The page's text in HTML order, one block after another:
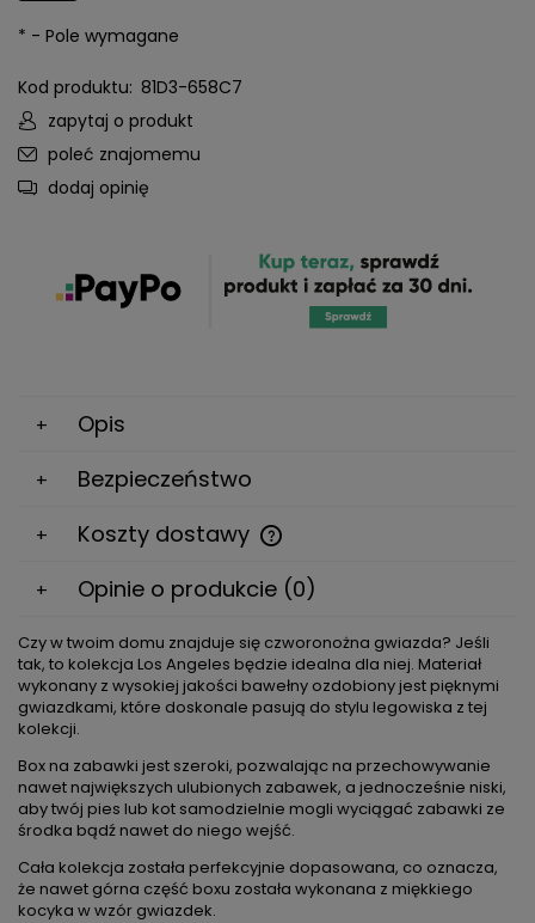
* - Pole wymagane
Kod produktu: 81D3-658C7
zapytaj o produkt
poleć znajomemu
dodaj opinię
Opis
Bezpieczeństwo
Koszty dostawy
Cena nie zawiera ewentualnych kosztów płatności
Opinie o produkcie (0)
Czy w twoim domu znajduje się czworonożna gwiazda? Jeśli
tak, to kolekcja Los Angeles będzie idealna dla niej. Materiał
wykonany z wysokiej jakości bawełny ozdobiony jest pięknymi
gwiazdkami, które doskonale pasują do stylu legowiska z tej
kolekcji.
Box na zabawki jest szeroki, pozwalając na przechowywanie
nawet największych ulubionych zabawek, a jednocześnie niski,
aby twój pies lub kot samodzielnie mogli wyciągać zabawki ze
środka bądź nawet do niego wejść.
Cała kolekcja została perfekcyjnie dopasowana, co oznacza,
że nawet górna część boxu została wykonana z miękkiego
kocyka w wzór gwiazdek.